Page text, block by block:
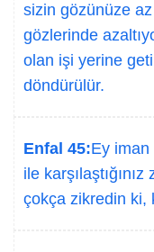
sizin gözünüze
gözlerinde
olan işi yerine
döndürülür.
Enfal 45:Ey iman
ile
çokça zikredin ki,